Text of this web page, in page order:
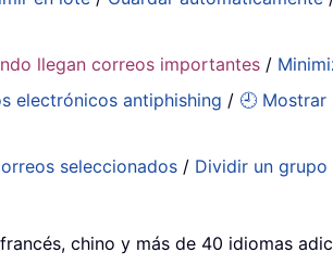
llegan correos importantes /
electrónicos antiphishing / 🕘 Mostrar
seleccionados / Dividir un
chino y más de 40 idiomas